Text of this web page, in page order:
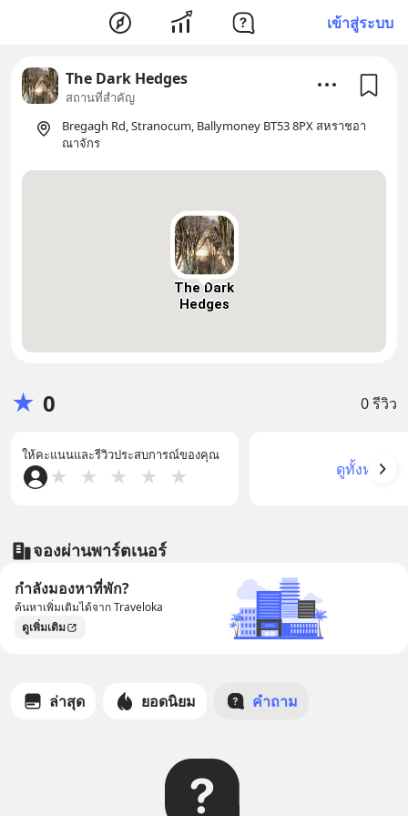
เข้าสู่ระบบ
The Dark Hedges
สถานที่สำคัญ
Bregagh Rd, Stranocum, Ballymoney BT53 8PX สหราชอา
ณาจักร
The Dark
Hedges
★ 0 0 รีวิว
ให้คะแนนและรีวิวประสบการณ์ของคุณ
★ ★ ★ ★ ★ ดูทั้งหมด
จองผ่านพาร์ตเนอร์
กำลังมองหาที่พัก?
ค้นหาเพิ่มเติมได้จาก Traveloka
ดูเพิ่มเติม
ล่าสุด ยอดนิยม คำถาม